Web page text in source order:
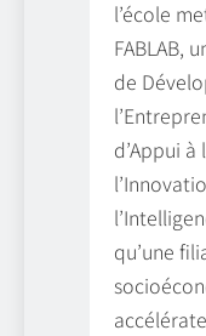
l’école
FABLAB,
de
d’Appui
qu’une